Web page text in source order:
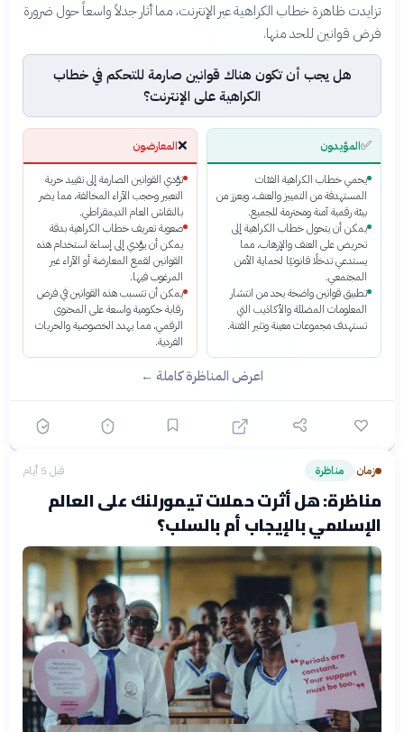
تزايدت ظاهرة خطاب الكراهية عبر الإنترنت، مما أثار جدلاً واسعاً حول ضرورة
فرض قوانين للحد منها.
هل يجب أن تكون هناك قوانين صارمة للتحكم في خطاب
الكراهية على الإنترنت؟
✅المؤيدون
يحمي خطاب الكراهية الفئات
المستهدفة من التمييز والعنف، ويعزز من
بيئة رقمية آمنة ومحترمة للجميع.
يمكن أن يتحول خطاب الكراهية إلى
تحريض على العنف والإرهاب، مما
يستدعي تدخلًا قانونيًا لحماية الأمن
المجتمعي.
تطبيق قوانين واضحة يحد من انتشار
المعلومات المضللة والأكاذيب التي
تستهدف مجموعات معينة وتثير الفتنة.
❌المعارضون
تؤدي القوانين الصارمة إلى تقييد حرية
التعبير وحجب الآراء المخالفة، مما يضر
بالنقاش العام الديمقراطي.
صعوبة تعريف خطاب الكراهية بدقة
يمكن أن يؤدي إلى إساءة استخدام هذه
القوانين لقمع المعارضة أو الآراء غير
المرغوب فيها.
يمكن أن تتسبب هذه القوانين في فرض
رقابة حكومية واسعة على المحتوى
الرقمي، مما يهدد الخصوصية والحريات
الفردية.
اعرض المناظرة كاملة ←
زمان› مناظرة قبل 5 أيام
مناظرة: هل أثرت حملات تيمورلنك على العالم
الإسلامي بالإيجاب أم بالسلب؟